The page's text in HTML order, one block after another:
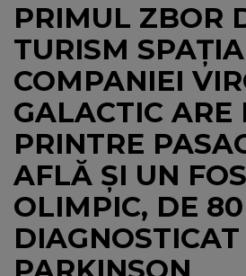
BREAKFAST
TIC TALK
CÂȘTIGĂ
HOT 30
DANCEFLOOR CHART
RADIO ACADEMY
PRIMUL ZBOR
TURISM
COMPANIEI
GALACTIC ARE
PRINTRE
AFLĂ ȘI UN
OLIMPIC, DE
DIAGNOSTICAT